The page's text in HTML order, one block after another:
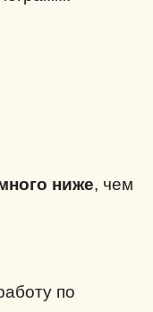
ниже, чем
по